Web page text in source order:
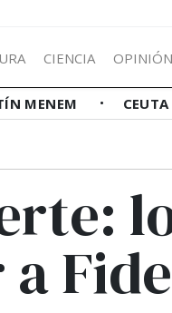
CIENCIA OPINIÓN
MENEM CEUTA